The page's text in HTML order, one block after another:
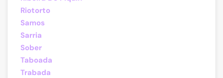
Riotorto
Samos
Sarria
Sober
Taboada
Trabada